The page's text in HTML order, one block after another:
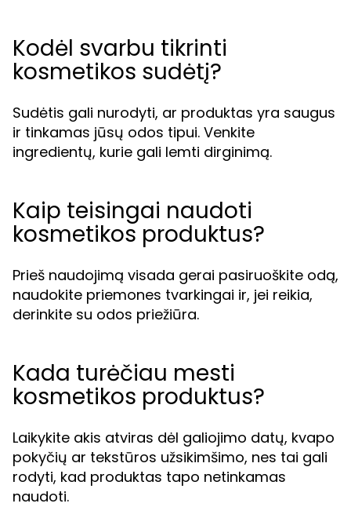
Kodėl svarbu tikrinti
kosmetikos sudėtį?
Sudėtis gali nurodyti, ar produktas yra saugus
ir tinkamas jūsų odos tipui. Venkite
ingredientų, kurie gali lemti dirginimą.
Kaip teisingai naudoti
kosmetikos produktus?
Prieš naudojimą visada gerai pasiruoškite odą,
naudokite priemones tvarkingai ir, jei reikia,
derinkite su odos priežiūra.
Kada turėčiau mesti
kosmetikos produktus?
Laikykite akis atviras dėl galiojimo datų, kvapo
pokyčių ar tekstūros užsikimšimo, nes tai gali
rodyti, kad produktas tapo netinkamas
naudoti.